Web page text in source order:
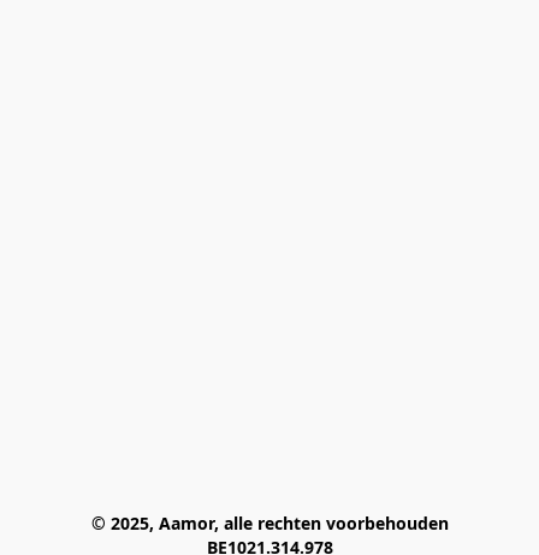
© 2025, Aamor, alle rechten voorbehouden
BE1021.314.978